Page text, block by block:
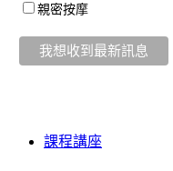
親密按摩
課程講座